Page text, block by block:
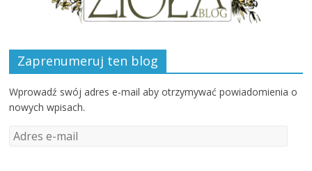
Zaprenumeruj ten blog
Wprowadź swój adres e-mail aby otrzymywać powiadomienia o
nowych wpisach.
A